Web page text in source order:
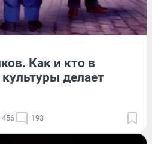
Как и кто в
делает
456 193